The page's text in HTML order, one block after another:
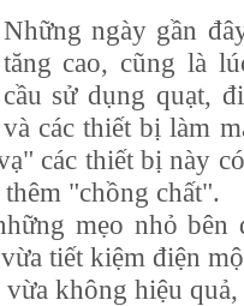
Những ngày gần
tăng cao, cũng là
cầu sử dụng quạt,
và các thiết bị làm
các thiết bị này
"chồng chất".
mẹo nhỏ
tiết kiệm điện
không hiệu